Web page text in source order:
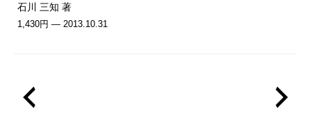
石川 三知 著
1,430円 — 2013.10.31